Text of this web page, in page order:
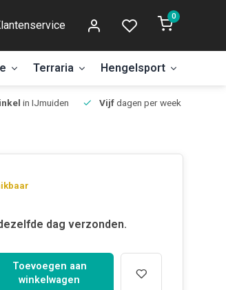
0
Terraria Hengelsport
in IJmuiden Vijfdagen per week open.
dag verzonden.
Toevoegen aan
winkelwagen